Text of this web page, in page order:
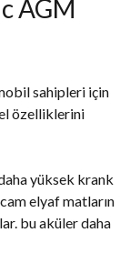
AGM
sahipleri için
özelliklerini
yüksek krank
elyaf matların
bu aküler daha